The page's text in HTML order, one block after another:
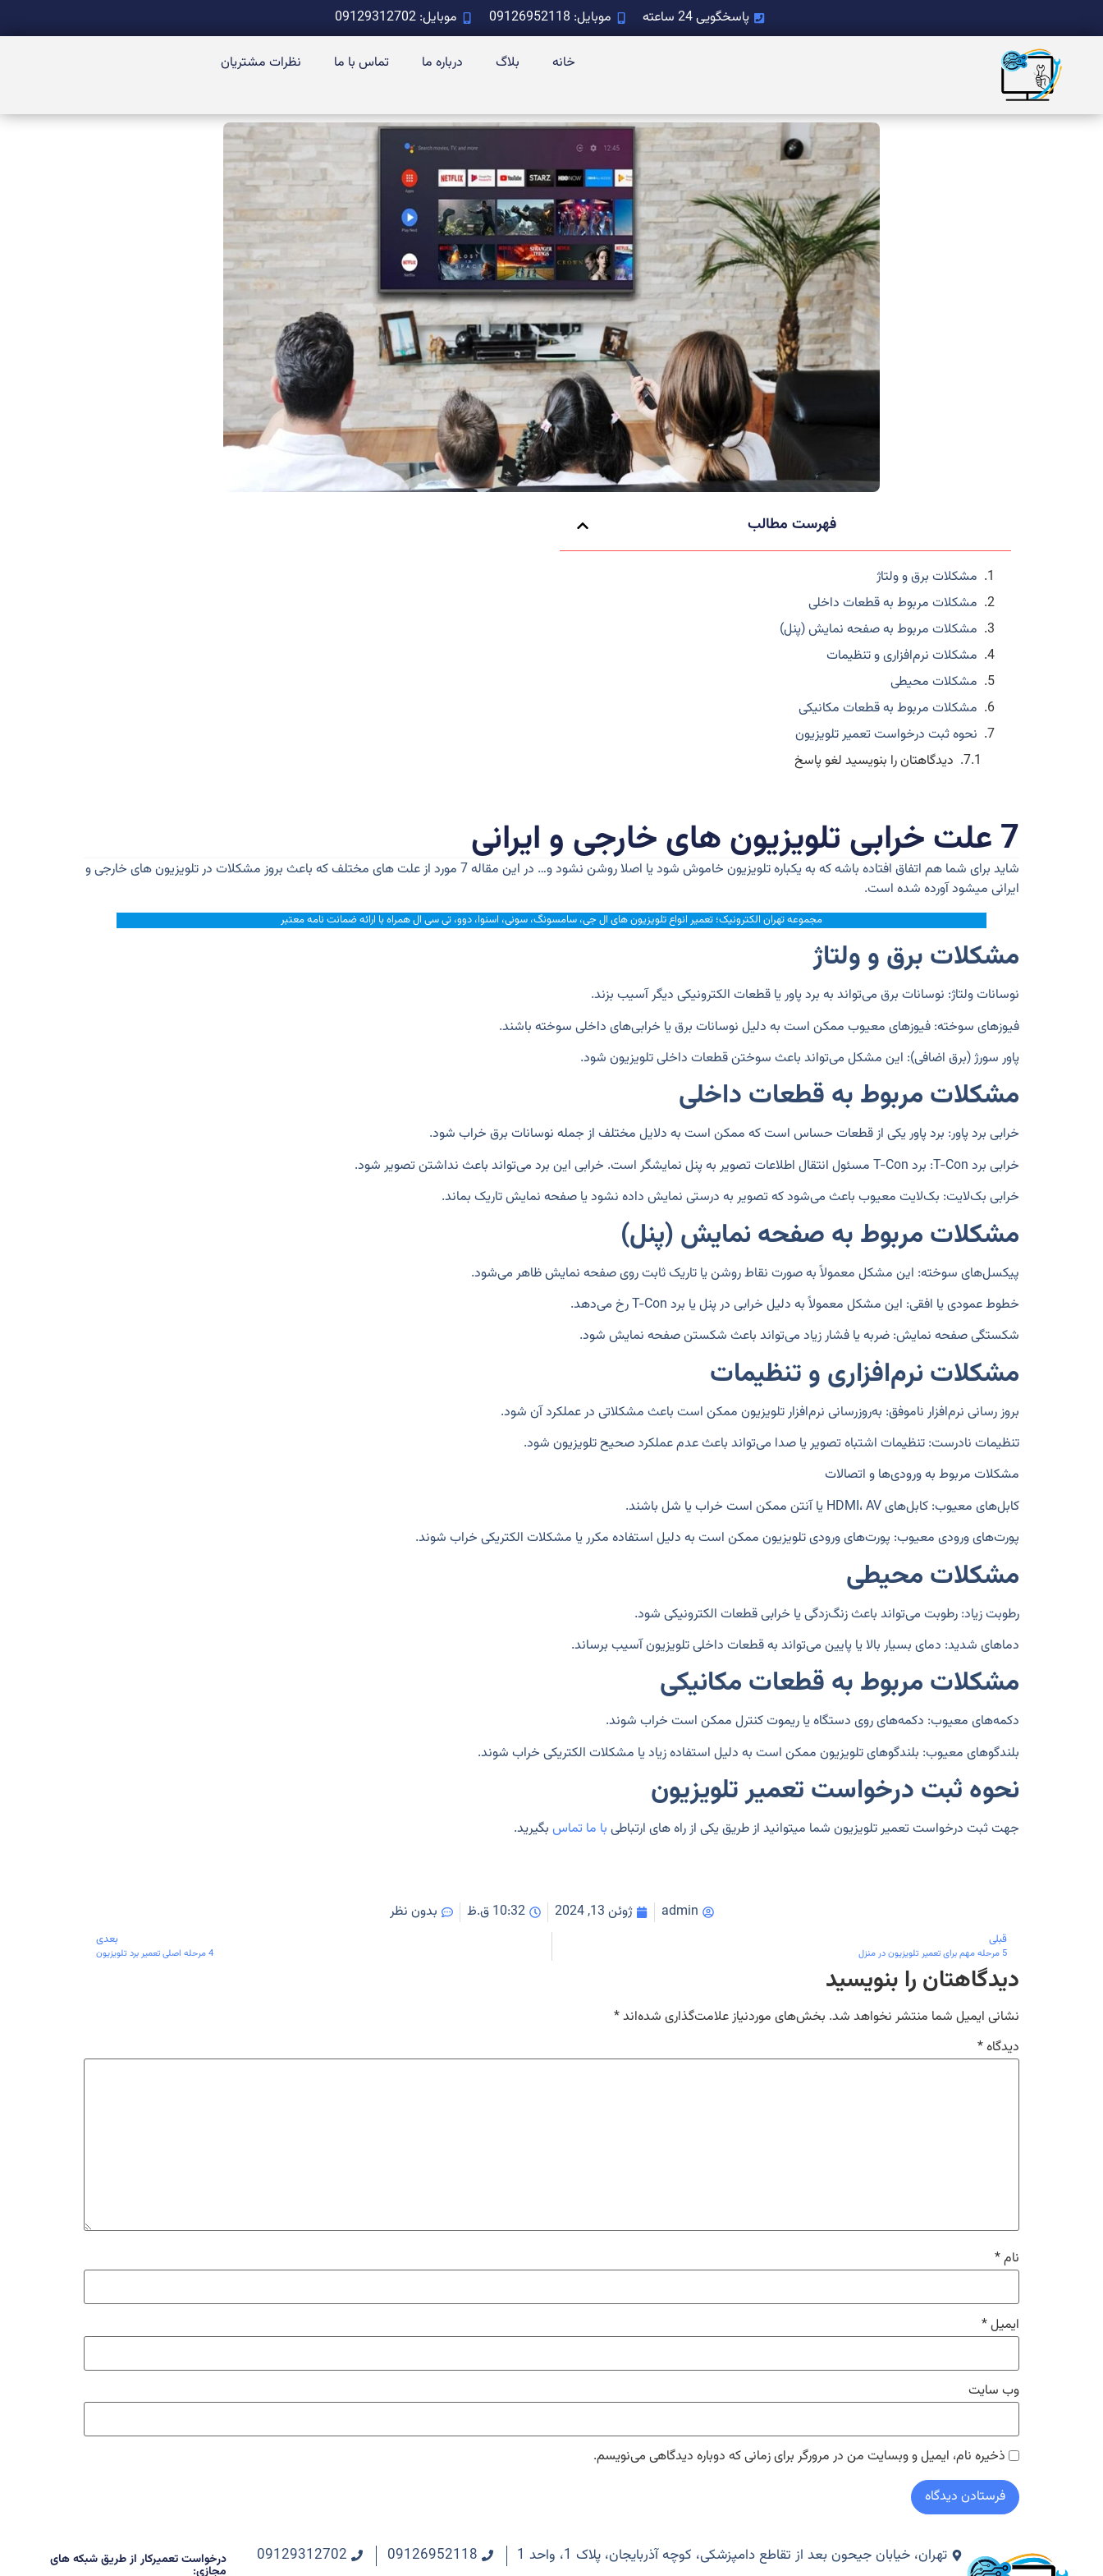
پاسخگویی 24 ساعته موبایل: 09126952118 موبایل: 09129312702
خانه بلاگ درباره ما تماس با ما نظرات مشتریان
فهرست مطالب
مشکلات برق و ولتاژ
مشکلات مربوط به قطعات داخلی
مشکلات مربوط به صفحه نمایش (پنل)
مشکلات نرم‌افزاری و تنظیمات
مشکلات محیطی
مشکلات مربوط به قطعات مکانیکی
نحوه ثبت درخواست تعمیر تلویزیون
دیدگاهتان را بنویسید لغو پاسخ
7 علت خرابی تلویزیون های خارجی و ایرانی
شاید برای شما هم اتفاق افتاده باشه که به یکباره تلویزیون خاموش شود یا اصلا روشن نشود و… در این مقاله 7 مورد از علت های مختلف که باعث بروز مشکلات در تلویزیون های خارجی و
ایرانی میشود آورده شده است.
مجموعه تهران الکترونیک؛ تعمیر انواع تلویزیون های ال جی، سامسونگ، سونی، اسنوا، دوو، تی سی ال همراه با ارائه ضمانت نامه معتبر
مشکلات برق و ولتاژ
نوسانات ولتاژ: نوسانات برق می‌تواند به برد پاور یا قطعات الکترونیکی دیگر آسیب بزند.
فیوزهای سوخته: فیوزهای معیوب ممکن است به دلیل نوسانات برق یا خرابی‌های داخلی سوخته باشند.
پاور سورژ (برق اضافی): این مشکل می‌تواند باعث سوختن قطعات داخلی تلویزیون شود.
مشکلات مربوط به قطعات داخلی
خرابی برد پاور: برد پاور یکی از قطعات حساس است که ممکن است به دلایل مختلف از جمله نوسانات برق خراب شود.
خرابی برد T-Con:
برد T-Con مسئول انتقال اطلاعات تصویر به پنل نمایشگر است. خرابی این برد می‌تواند باعث نداشتن تصویر شود.
خرابی بک‌لایت: بک‌لایت معیوب باعث می‌شود که تصویر به درستی نمایش داده نشود یا صفحه نمایش تاریک بماند.
مشکلات مربوط به صفحه نمایش (پنل)
پیکسل‌های سوخته: این مشکل معمولاً به صورت نقاط روشن یا تاریک ثابت روی صفحه نمایش ظاهر می‌شود.
خطوط عمودی یا افقی: این مشکل معمولاً به دلیل خرابی در پنل یا برد T-Con رخ می‌دهد.
شکستگی صفحه نمایش: ضربه یا فشار زیاد می‌تواند باعث شکستن صفحه نمایش شود.
مشکلات نرم‌افزاری و تنظیمات
بروز رسانی نرم‌افزار ناموفق: به‌روزرسانی نرم‌افزار تلویزیون ممکن است باعث مشکلاتی در عملکرد آن شود.
تنظیمات نادرست: تنظیمات اشتباه تصویر یا صدا می‌تواند باعث عدم عملکرد صحیح تلویزیون شود.
مشکلات مربوط به ورودی‌ها و اتصالات
کابل‌های معیوب: کابل‌های HDMI، AV یا آنتن ممکن است خراب یا شل باشند.
پورت‌های ورودی معیوب: پورت‌های ورودی تلویزیون ممکن است به دلیل استفاده مکرر یا مشکلات الکتریکی خراب شوند.
مشکلات محیطی
رطوبت زیاد: رطوبت می‌تواند باعث زنگ‌زدگی یا خرابی قطعات الکترونیکی شود.
دماهای شدید: دمای بسیار بالا یا پایین می‌تواند به قطعات داخلی تلویزیون آسیب برساند.
مشکلات مربوط به قطعات مکانیکی
دکمه‌های معیوب: دکمه‌های روی دستگاه یا ریموت کنترل ممکن است خراب شوند.
بلندگوهای معیوب: بلندگوهای تلویزیون ممکن است به دلیل استفاده زیاد یا مشکلات الکتریکی خراب شوند.
نحوه ثبت درخواست تعمیر تلویزیون
جهت ثبت درخواست تعمیر تلویزیون شما میتوانید از طریق یکی از راه های ارتباطی با ما تماس بگیرید.
admin ژوئن 13, 2024 10:32 ق.ظ بدون نظر
قبلی
5 مرحله مهم برای تعمیر تلویزیون در منزل
بعدی
4 مرحله اصلی تعمیر برد تلویزیون
دیدگاهتان را بنویسید
نشانی ایمیل شما منتشر نخواهد شد. بخش‌های موردنیاز علامت‌گذاری شده‌اند*
دیدگاه*
نام*
ایمیل*
وب‌ سایت
ذخیره نام، ایمیل و وبسایت من در مرورگر برای زمانی که دوباره دیدگاهی می‌نویسم.
تهران، خیابان جیحون بعد از تقاطع دامپزشکی، کوچه آذربایجان، پلاک 1، واحد 1 09126952118
09129312702 درخواست تعمیرکار از طریق شبکه های
مجازی: